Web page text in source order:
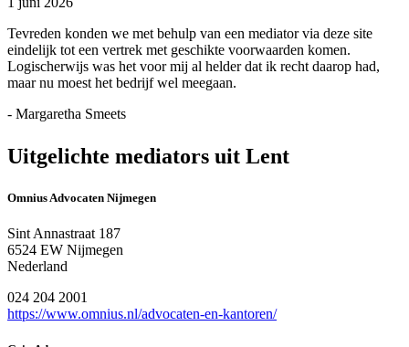
Tevreden konden we met behulp van een mediator via deze site
eindelijk tot een vertrek met geschikte voorwaarden komen.
Logischerwijs was het voor mij al helder dat ik recht daarop had,
maar nu moest het bedrijf wel meegaan.
- Margaretha Smeets
Uitgelichte mediators uit Lent
Omnius Advocaten Nijmegen
Sint Annastraat 187
6524 EW Nijmegen
Nederland
024 204 2001
https://www.omnius.nl/advocaten-en-kantoren/